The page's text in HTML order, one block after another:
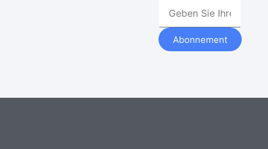
Abonnement